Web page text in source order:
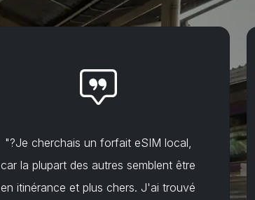
"?Je cherchais un forfait eSIM local,
car la plupart des autres semblent être
en itinérance et plus chers. J'ai trouvé